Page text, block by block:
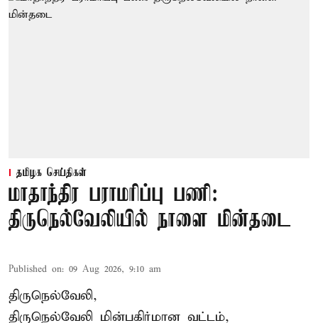
தமிழக செய்திகள்
மாதாந்திர பராமரிப்பு பணி:
திருநெல்வேலியில் நாளை மின்தடை
Published on: 09 Aug 2026, 9:10 am
திருநெல்வேலி,
திருநெல்வேலி மின்பகிர்மான வட்டம்,